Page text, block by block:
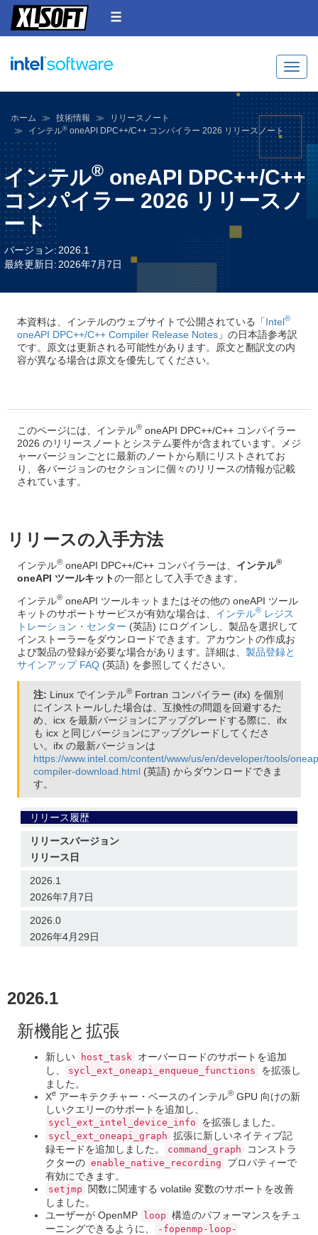
ホーム 技術情報
リリースノート
インテル® oneAPI DPC++/C++ コンパイラー 2026 リリースノート
インテル® oneAPI DPC++/C++
コンパイラー 2026 リリースノ
ート
バージョン: 2026.1
最終更新日: 2026年7月7日
本資料は、インテルのウェブサイトで公開されている「Intel®
oneAPI DPC++/C++ Compiler Release Notes 」の日本語参考訳
です。原文は更新される可能性があります。原文と翻訳文の内
容が異なる場合は原文を優先してください。
このページには、インテル® oneAPI DPC++/C++ コンパイラー
2026 のリリースノートとシステム要件が含まれています。メジ
ャーバージョンごとに最新のノートから順にリストされてお
り、各バージョンのセクションに個々のリリースの情報が記載
されています。
リリースの入手方法
インテル® oneAPI DPC++/C++ コンパイラーは、 インテル®
oneAPI ツールキットの一部として入手できます。
インテル® oneAPI ツールキットまたはその他の oneAPI ツール
キットのサポートサービスが有効な場合は、 インテル® レジス
トレーション・センター (英語) にログインし、製品を選択して
インストーラーをダウンロードできます。アカウントの作成お
よび製品の登録が必要な場合があります。詳細は、 製品登録と
サインアップ FAQ (英語) を参照してください。
注: Linux でインテル® Fortran コンパイラー (ifx) を個別
にインストールした場合は、互換性の問題を回避するた
め、icx を最新バージョンにアップグレードする際に、ifx
も icx と同じバージョンにアップグレードしてくださ
い。ifx の最新バージョンは
https://www.intel.com/content/www/us/en/developer/tools/
compiler-download.html (英語) からダウンロードできま
す。
リリース履歴
リリースバージョン
リリース日
2026.1
2026年7月7日
2026.0
2026年4月29日
2026.1
新機能と拡張
新しい host_task
オーバーロードのサポートを追加
し、
sycl_ext_oneapi_enqueue_functions
を拡張し
ました。
Xe アーキテクチャー・ベースのインテル® GPU 向けの新
しいクエリーのサポートを追加し、
sycl_ext_intel_device_info を拡張しました。
sycl_ext_oneapi_graph 拡張に新しいネイティブ記
録モードを追加しました。
command_graph
コンストラ
クターの enable_native_recording
プロパティーで
有効にできます。
setjmp
関数に関連する volatile 変数のサポートを改善
しました。
ユーザーが OpenMP loop 構造のパフォーマンスをチュ
ーニングできるように、
-fopenmp-loop-